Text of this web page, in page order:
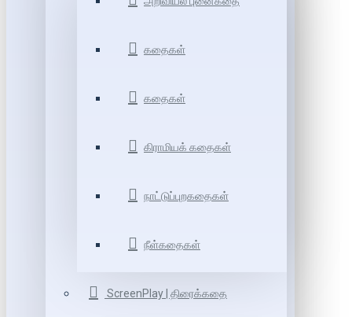
கதைகள்
கதைகள்
கிராமியக் கதைகள்
நாட்டுப்புறகதைகள்
நீள்கதைகள்
ScreenPlay | திரைக்கதை